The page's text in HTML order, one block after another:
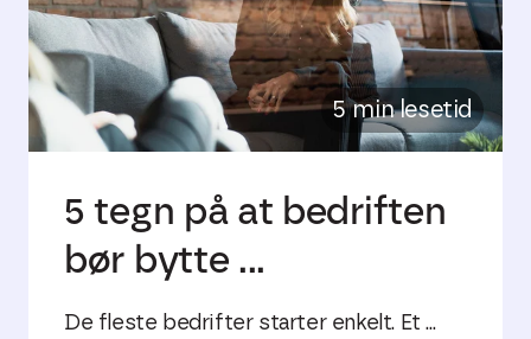
5 min lesetid
5 tegn på at bedriften
bør bytte ...
De fleste bedrifter starter enkelt. Et ...